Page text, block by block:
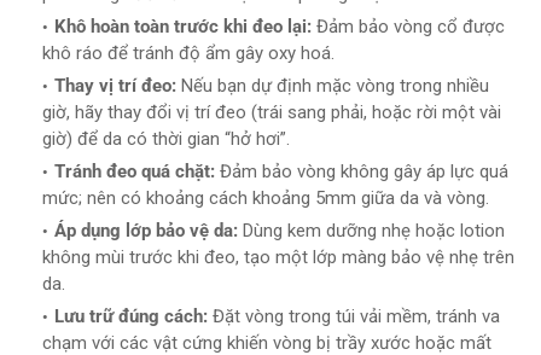
Khô hoàn toàn trước khi đeo lại: Đảm bảo vòng cổ được
khô ráo để tránh độ ẩm gây oxy hoá.
Thay vị trí đeo: Nếu bạn dự định mặc vòng trong nhiều
giờ, hãy thay đổi vị trí đeo (trái sang phải, hoặc rời một vài
giờ) để da có thời gian “hở hơi”.
Tránh đeo quá chặt: Đảm bảo vòng không gây áp lực quá
mức; nên có khoảng cách khoảng 5mm giữa da và vòng.
Áp dụng lớp bảo vệ da: Dùng kem dưỡng nhẹ hoặc lotion
không mùi trước khi đeo, tạo một lớp màng bảo vệ nhẹ trên
da.
Lưu trữ đúng cách: Đặt vòng trong túi vải mềm, tránh va
chạm với các vật cứng khiến vòng bị trầy xước hoặc mất